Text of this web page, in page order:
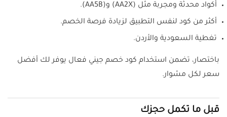
أكواد محدثة ومجربة مثل (AA2X) و(AA5B).
أكثر من كود لنفس التطبيق لزيادة فرصة الخصم.
تغطية السعودية والأردن.
باختصار، تضمن استخدام كود خصم جيني فعال يوفر لك أفضل
سعر لكل مشوار.
قبل ما تكمل حجزك